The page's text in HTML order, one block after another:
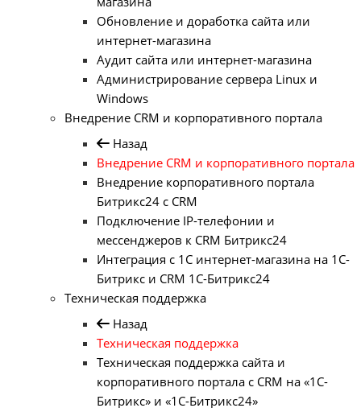
Обновление и доработка сайта или
интернет-магазина
Аудит сайта или интернет-магазина
Администрирование сервера Linux и
Windows
Внедрение CRM и корпоративного портала
Назад
Внедрение CRM и корпоративного портала
Внедрение корпоративного портала
Битрикс24 с CRM
Подключение IP-телефонии и
мессенджеров к CRM Битрикс24
Интеграция с 1С интернет-магазина на 1С-
Битрикс и CRM 1С-Битрикс24
Техническая поддержка
Назад
Техническая поддержка
Техническая поддержка сайта и
корпоративного портала с CRM на «1С-
Битрикс» и «1С-Битрикс24»